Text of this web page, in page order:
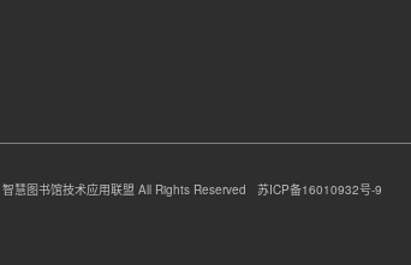
慧图书馆技术应用联盟 All Rights Reserved 苏ICP备16010932号-9